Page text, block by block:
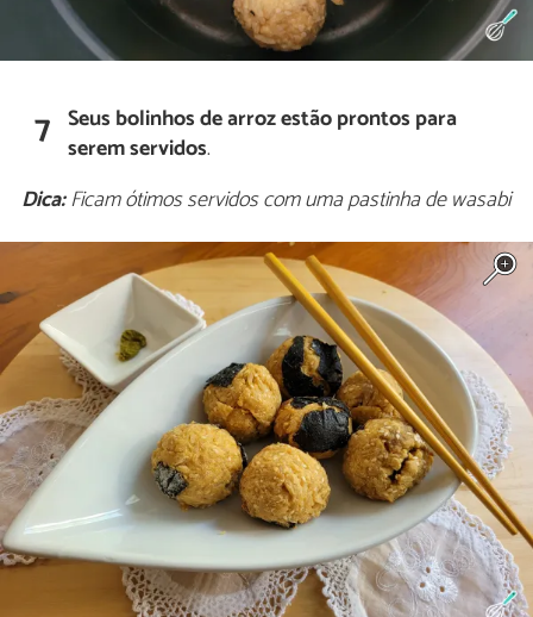
7 Seus bolinhos de arroz estão prontos para
serem servidos.
Dica:Ficam ótimos servidos com uma pastinha de wasabi